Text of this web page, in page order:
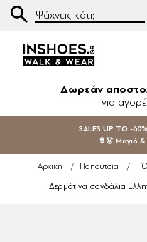
Δωρεάν
για
SALES UP TO -
👙👗 Μαγιό
Αρχική / Παπούτσια /
Δερμάτινα σανδάλια